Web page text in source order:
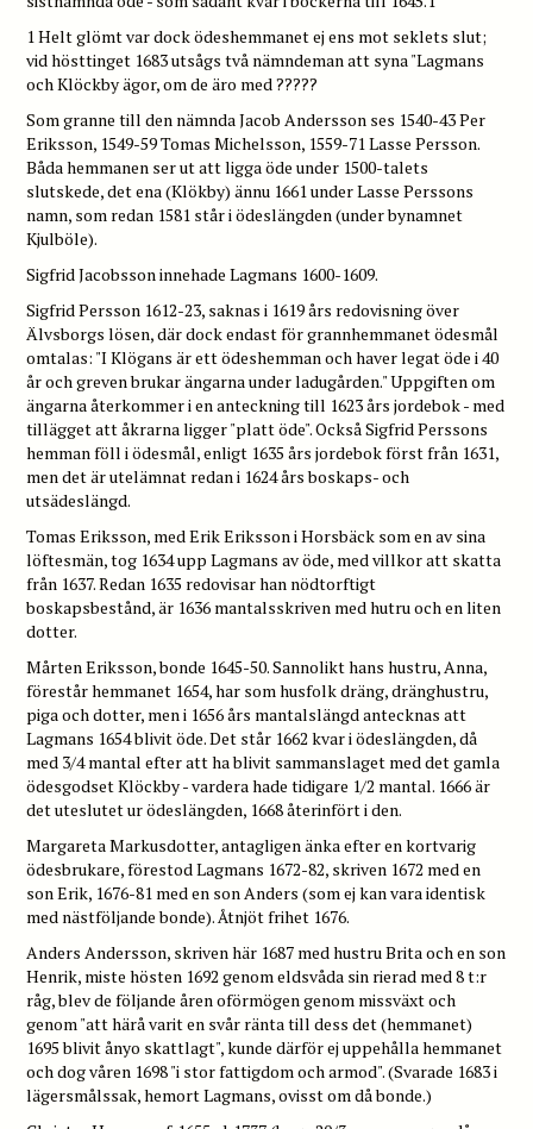
1 Helt glömt var dock ödeshemmanet ej ens mot seklets slut;
vid hösttinget 1683 utsågs två nämndeman att syna "Lagmans
och Klöckby ägor, om de äro med ?????
Som granne till den nämnda Jacob Andersson ses 1540-43 Per
Eriksson, 1549-59 Tomas Michelsson, 1559-71 Lasse Persson.
Båda hemmanen ser ut att ligga öde under 1500-talets
slutskede, det ena (Klökby) ännu 1661 under Lasse Perssons
namn, som redan 1581 står i ödeslängden (under bynamnet
Kjulböle).
Sigfrid Jacobsson innehade Lagmans 1600-1609.
Sigfrid Persson 1612-23, saknas i 1619 års redovisning över
Älvsborgs lösen, där dock endast för grannhemmanet ödesmål
omtalas: "I Klögans är ett ödeshemman och haver legat öde i 40
år och greven brukar ängarna under ladugården." Uppgiften om
ängarna återkommer i en anteckning till 1623 års jordebok - med
tillägget att åkrarna ligger "platt öde". Också Sigfrid Perssons
hemman föll i ödesmål, enligt 1635 års jordebok först från 1631,
men det är utelämnat redan i 1624 års boskaps- och
utsädeslängd.
Tomas Eriksson, med Erik Eriksson i Horsbäck som en av sina
löftesmän, tog 1634 upp Lagmans av öde, med villkor att skatta
från 1637. Redan 1635 redovisar han nödtorftigt
boskapsbestånd, är 1636 mantalsskriven med hutru och en liten
dotter.
Mårten Eriksson, bonde 1645-50. Sannolikt hans hustru, Anna,
förestår hemmanet 1654, har som husfolk dräng, dränghustru,
piga och dotter, men i 1656 års mantalslängd antecknas att
Lagmans 1654 blivit öde. Det står 1662 kvar i ödeslängden, då
med 3/4 mantal efter att ha blivit sammanslaget med det gamla
ödesgodset Klöckby - vardera hade tidigare 1/2 mantal. 1666 är
det uteslutet ur ödeslängden, 1668 återinfört i den.
Margareta Markusdotter, antagligen änka efter en kortvarig
ödesbrukare, förestod Lagmans 1672-82, skriven 1672 med en
son Erik, 1676-81 med en son Anders (som ej kan vara identisk
med nästföljande bonde). Åtnjöt frihet 1676.
Anders Andersson, skriven här 1687 med hustru Brita och en son
Henrik, miste hösten 1692 genom eldsvåda sin rierad med 8 t:r
råg, blev de följande åren oförmögen genom missväxt och
genom "att härå varit en svår ränta till dess det (hemmanet)
1695 blivit ånyo skattlagt", kunde därför ej uppehålla hemmanet
och dog våren 1698 "i stor fattigdom och armod". (Svarade 1683 i
lägersmålssak, hemort Lagmans, ovisst om då bonde.)